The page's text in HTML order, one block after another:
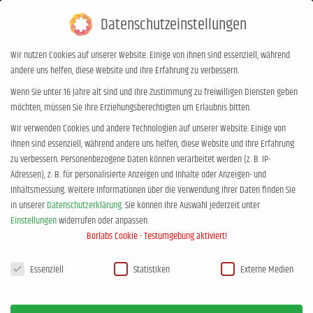
0,00€
Hamburger Abendblatt
Sie befinden sich hier:
Start Hamburger Abendblatt
Datenschutzeinstellungen
Wir nutzen Cookies auf unserer Website. Einige von ihnen sind essenziell, während
andere uns helfen, diese Website und Ihre Erfahrung zu verbessern.
Wenn Sie unter 16 Jahre alt sind und Ihre Zustimmung zu freiwilligen Diensten geben
möchten, müssen Sie Ihre Erziehungsberechtigten um Erlaubnis bitten.
Wir verwenden Cookies und andere Technologien auf unserer Website. Einige von
ihnen sind essenziell, während andere uns helfen, diese Website und Ihre Erfahrung
zu verbessern.Personenbezogene Daten können verarbeitet werden (z. B. IP-
Adressen), z. B. für personalisierte Anzeigen und Inhalte oder Anzeigen- und
Inhaltsmessung.Weitere Informationen über die Verwendung Ihrer Daten finden Sie
in unsererDatenschutzerklärung.Sie können Ihre Auswahl jederzeit unter
Einstellungenwiderrufen oder anpassen.
Borlabs Cookie - Testumgebung aktiviert!
Datenschutzeinstellungen
Essenziell Statistiken Externe Medien